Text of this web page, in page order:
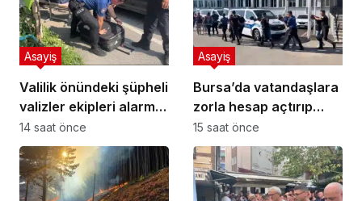
Valilik önündeki şüpheli
valizler ekipleri alarma
geçirdi.. Gerçek
sonradan çıktı
Asayiş
14 saat önce
Bursa’da vatandaşlara
zorla hesap açtırıp
kara para aklayan
şahıslara baskın
Asayiş
15 saat önce